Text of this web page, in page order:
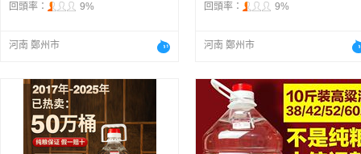
回頭率：
9%
河南 鄭州市
回頭率：
9%
河南 鄭州市